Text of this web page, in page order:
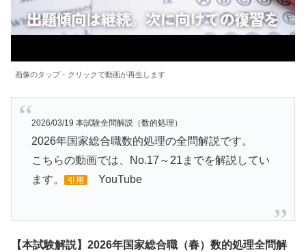
画像のタップ・クリックで動画が再生します
2026/03/19 本試験全問解説（数的処理）
2026年国家総合職数的処理の全問解説です。
こちらの動画では、No.17～21までを解説してい
ます。
引用 YouTube
【本試験解説】2026年国家総合職（春）数的処理全問解